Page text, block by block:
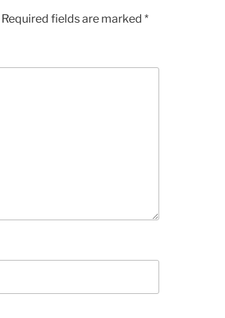
Required fields are marked *